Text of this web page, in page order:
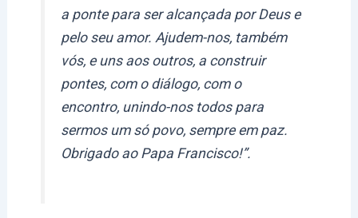
a ponte para ser alcançada por Deus e
pelo seu amor. Ajudem-nos, também
vós, e uns aos outros, a construir
pontes, com o diálogo, com o
encontro, unindo-nos todos para
sermos um só povo, sempre em paz.
Obrigado ao Papa Francisco!”.